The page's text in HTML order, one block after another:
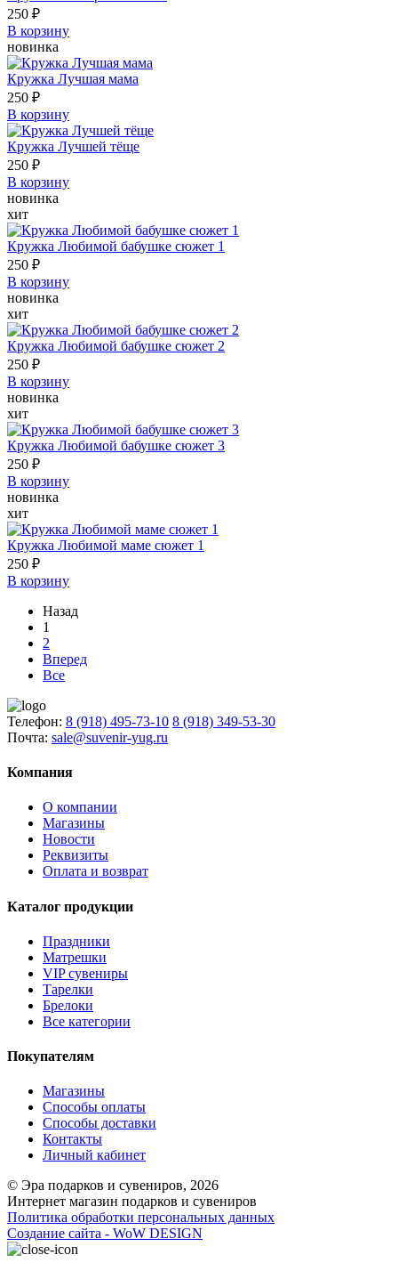
250 ₽
В корзину
новинка
Кружка Лучшая мама
250 ₽
В корзину
Кружка Лучшей тёще
250 ₽
В корзину
новинка
хит
Кружка Любимой бабушке сюжет 1
250 ₽
В корзину
новинка
хит
Кружка Любимой бабушке сюжет 2
250 ₽
В корзину
новинка
хит
Кружка Любимой бабушке сюжет 3
250 ₽
В корзину
новинка
хит
Кружка Любимой маме сюжет 1
250 ₽
В корзину
Назад
1
2
Вперед
Все
Телефон: 8 (918) 495-73-10 8 (918) 349-53-30
Почта: sale@suvenir-yug.ru
Компания
О компании
Магазины
Новости
Реквизиты
Оплата и возврат
Каталог продукции
Праздники
Матрешки
VIP сувениры
Тарелки
Брелоки
Все категории
Покупателям
Магазины
Способы оплаты
Способы доставки
Контакты
Личный кабинет
© Эра подарков и сувениров, 2026
Интернет магазин подарков и сувениров
Политика обработки персональных данных
Создание сайта - WoW DESIGN